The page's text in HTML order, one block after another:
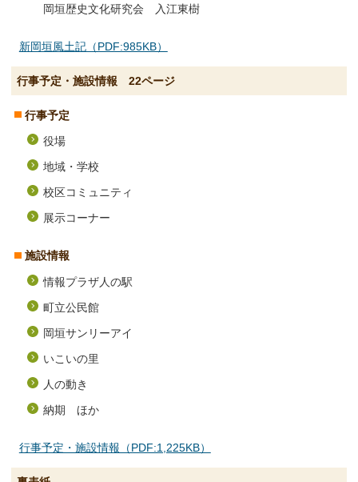
岡垣歴史文化研究会 入江東樹
新岡垣風土記（PDF:985KB）
行事予定・施設情報 22ページ
行事予定
役場
地域・学校
校区コミュニティ
展示コーナー
施設情報
情報プラザ人の駅
町立公民館
岡垣サンリーアイ
いこいの里
人の動き
納期 ほか
行事予定・施設情報（PDF:1,225KB）